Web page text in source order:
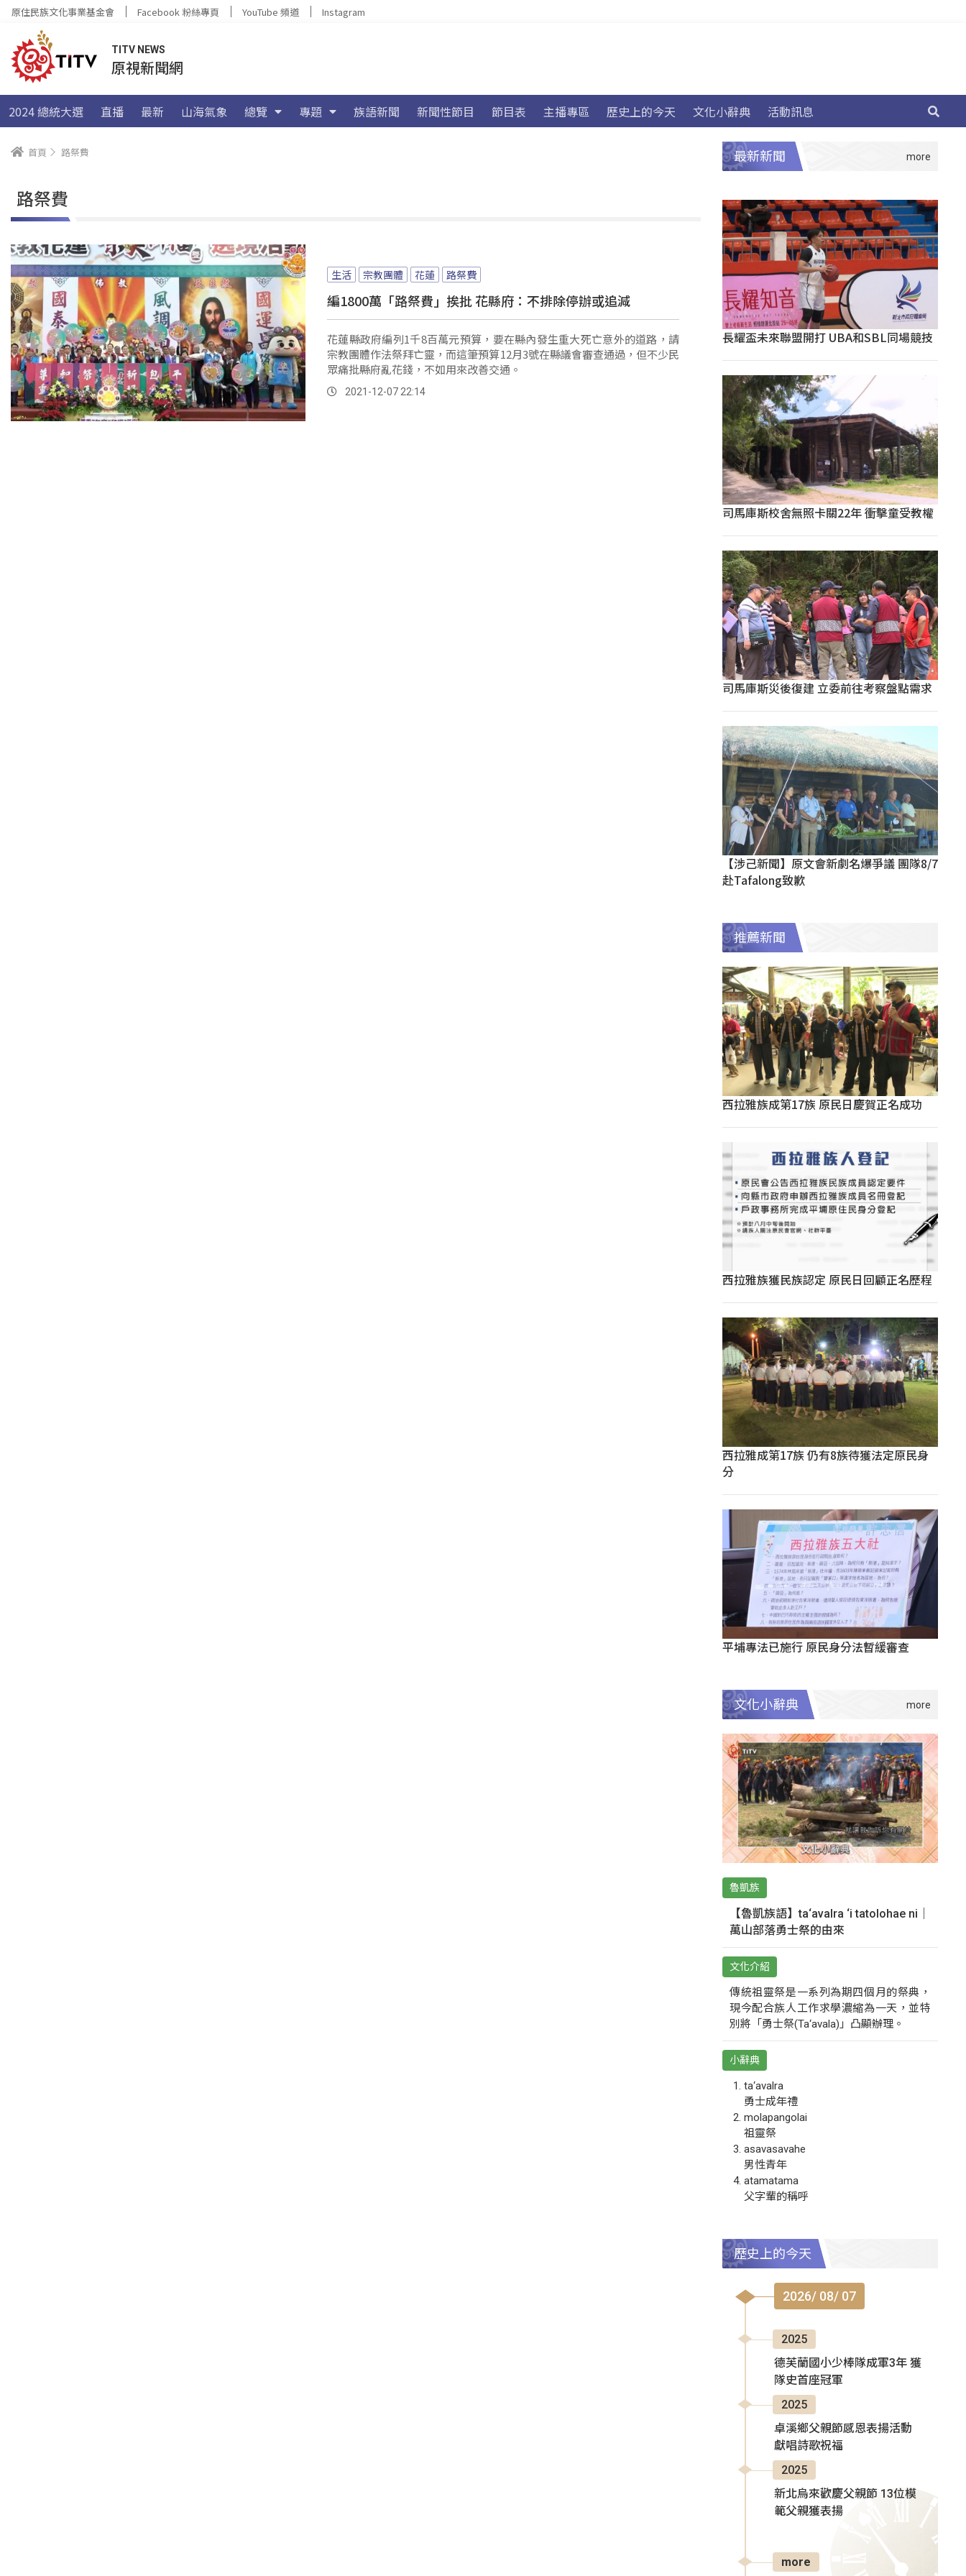
原住民族文化事業基金會 Facebook 粉絲專頁 YouTube 頻道 Instagram
TITV NEWS
原視新聞網
2024 總統大選 直播 最新 山海氣象 總覽 專題 族語新聞 新聞性節目 節目表 主播專區 歷史上的今天 文化小辭典 活動訊息
首頁 路祭費
路祭費
生活 宗教團體 花蓮 路祭費
編1800萬「路祭費」挨批 花縣府：不排除停辦或追減
花蓮縣政府編列1千8百萬元預算，要在縣內發生重大死亡意外的道路，請
宗教團體作法祭拜亡靈，而這筆預算12月3號在縣議會審查通過，但不少民
眾痛批縣府亂花錢，不如用來改善交通。
2021-12-07 22:14
最新新聞
長耀盃未來聯盟開打 UBA和SBL同場競技
司馬庫斯校舍無照卡關22年 衝擊童受教權
司馬庫斯災後復建 立委前往考察盤點需求
【涉己新聞】原文會新劇名爆爭議 團隊8/7
赴Tafalong致歉
推薦新聞
西拉雅族成第17族 原民日慶賀正名成功
西拉雅族獲民族認定 原民日回顧正名歷程
西拉雅成第17族 仍有8族待獲法定原民身
分
平埔專法已施行 原民身分法暫緩審查
文化小辭典
魯凱族
【魯凱族語】ta‘avalra ‘i tatolohae ni｜
萬山部落勇士祭的由來
文化介紹
傳統祖靈祭是一系列為期四個月的祭典，
現今配合族人工作求學濃縮為一天，並特
別將「勇士祭(Ta‘avala)」凸顯辦理。
小辭典
ta‘avalra
勇士成年禮
molapangolai
祖靈祭
asavasavahe
男性青年
atamatama
父字輩的稱呼
歷史上的今天
2026/ 08/ 07
2025
德芙蘭國小少棒隊成軍3年 獲
隊史首座冠軍
2025
卓溪鄉父親節感恩表揚活動
獻唱詩歌祝福
2025
新北烏來歡慶父親節 13位模
範父親獲表揚
more